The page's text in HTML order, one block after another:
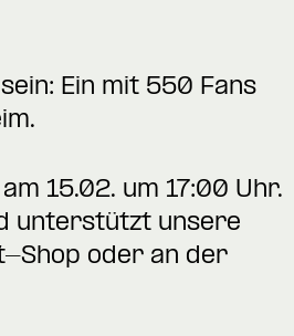
Ein mit 550 Fans
15.02. um 17:00 Uhr.
unterstützt unsere
Shop oder an der